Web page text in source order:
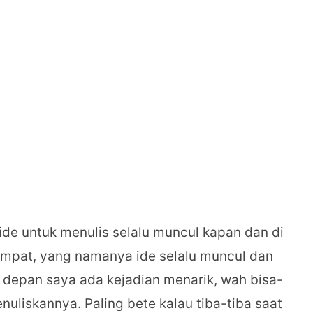
untuk menulis selalu muncul kapan dan di
yang namanya ide selalu muncul dan
saya ada kejadian menarik, wah bisa-
Paling bete kalau tiba-tiba saat